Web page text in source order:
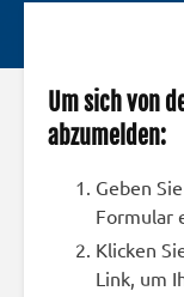
Um sich von
abzumelden:
Geben
Formular
Klicken
Link, um